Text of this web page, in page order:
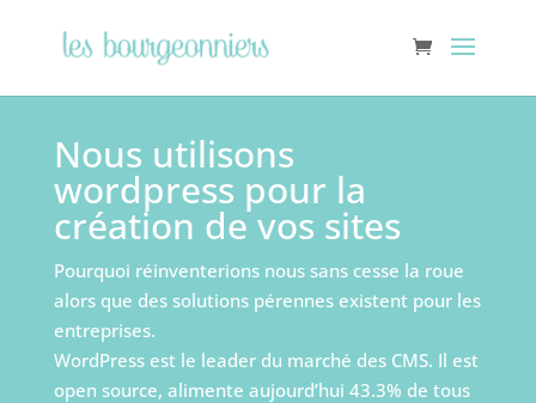
Nous utilisons
wordpress pour la
création de vos sites
Pourquoi réinventerions nous sans cesse la roue
alors que des solutions pérennes existent pour les
entreprises.
WordPress est le leader du marché des CMS. Il est
open source, alimente aujourd’hui 43.3% de tous